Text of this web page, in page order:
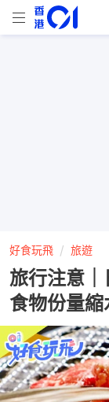
好食玩飛 旅遊
旅行注意｜
食物份量